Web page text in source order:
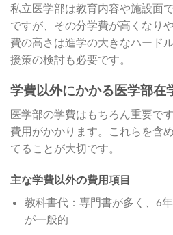
私立医学部は教育内容や施設面
ですが、その分学費が高くなり
費の高さは進学の大きなハード
援策の検討も必要です。
学費以外にかかる医学部在
医学部の学費はもちろん重要で
費用がかかります。これらを含
てることが大切です。
主な学費以外の費用項目
教科書代：専門書が多く、6
が一般的